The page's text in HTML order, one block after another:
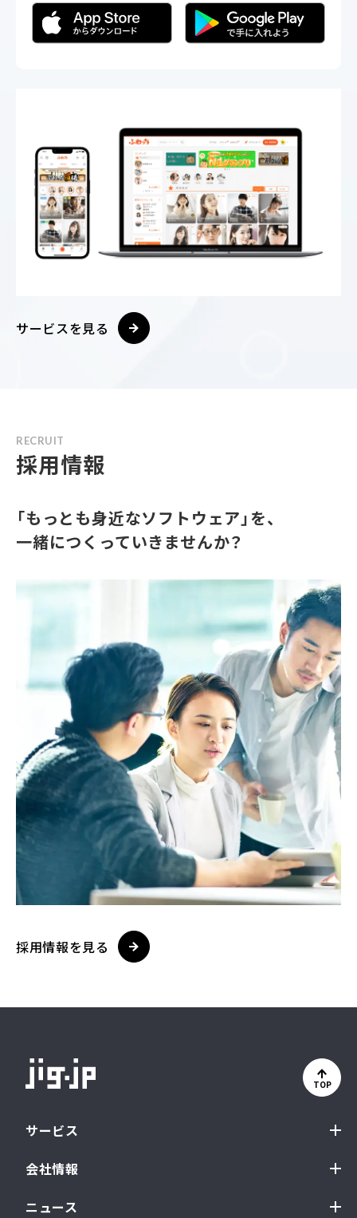
サービスを見る
RECRUIT
採用情報
「もっとも身近なソフトウェア」を、
一緒につくっていきませんか？
採用情報を見る
サービス
会社情報
ニュース
TOP